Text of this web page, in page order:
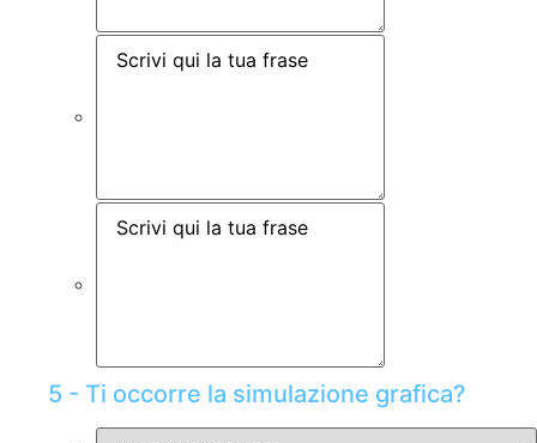
5 - Ti occorre la simulazione grafica?